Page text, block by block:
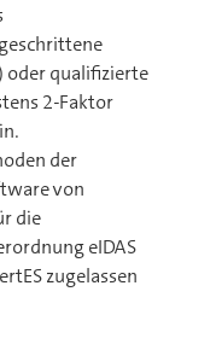
oder qualifizierte
2-Faktor
der
von
die
eIDAS
zugelassen